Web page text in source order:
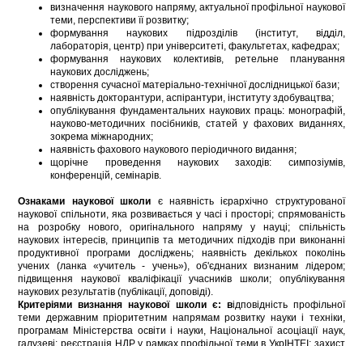
визначення наукового напряму, актуальної профільної наукової
теми, перспективи її розвитку;
формування наукових підрозділів (інститут, відділ,
лабораторія, центр) при університеті, факультетах, кафедрах;
формування наукових колективів, ретельне планування
наукових досліджень;
створення сучасної матеріально-технічної дослідницької бази;
наявність докторантури, аспірантури, інституту здобувацтва;
опублікування фундаментальних наукових праць: монографій,
науково-методичних посібників, статей у фахових виданнях,
зокрема міжнародних;
наявність фахового наукового періодичного видання;
щорічне проведення наукових заходів: симпозіумів,
конференцій, семінарів.
Ознаками наукової школи є наявність ієрархічно структурованої
наукової спільноти, яка розвивається у часі і просторі; спрямованість
на розробку нового, оригінального напряму у науці; спільність
наукових інтересів, принципів та методичних підходів при виконанні
продуктивної програми досліджень; наявність декількох поколінь
учених (ланка «учитель - учень»), об'єднаних визнаним лідером;
підвищення наукової кваліфікації учасників школи; опублікування
наукових результатів (публікації, доповіді).
Критеріями визнання наукової школи є: відповідність профільної
теми державним пріоритетним напрямам розвитку науки і техніки,
програмам Міністерства освіти і науки, Національної асоціації наук,
галузеві; реєстрація НДР у рамках профільної теми в УкрІНТЕІ; захист